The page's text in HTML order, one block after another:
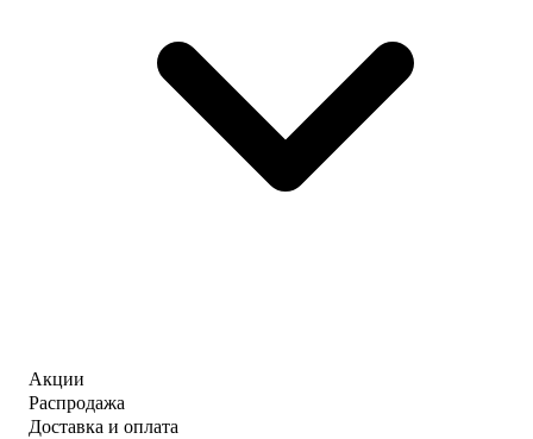
Акции
Распродажа
Доставка и оплата